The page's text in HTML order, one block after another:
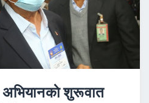
अभियानकाे शुरूवात